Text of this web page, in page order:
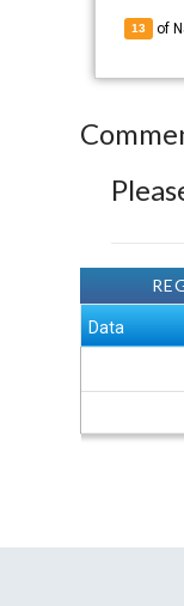
13 of
Data